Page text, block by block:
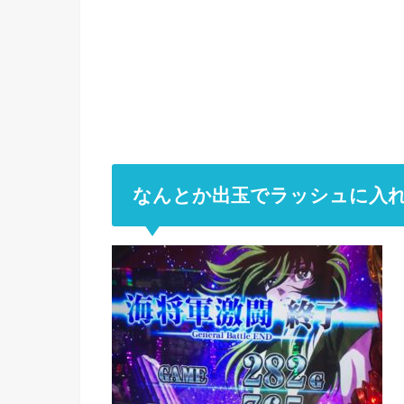
なんとか出玉でラッシュに入